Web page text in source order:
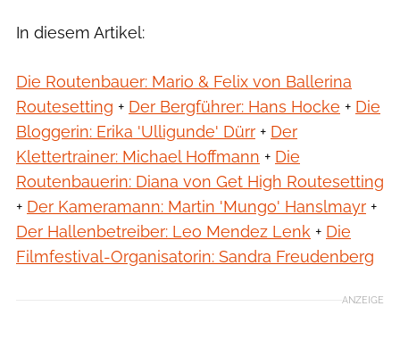
In diesem Artikel:
Die Routenbauer: Mario & Felix von Ballerina
Routesetting + Der Bergführer: Hans Hocke + Die
Bloggerin: Erika 'Ulligunde' Dürr + Der
Klettertrainer: Michael Hoffmann + Die
Routenbauerin: Diana von Get High Routesetting
+ Der Kameramann: Martin 'Mungo' Hanslmayr +
Der Hallenbetreiber: Leo Mendez Lenk + Die
Filmfestival-Organisatorin: Sandra Freudenberg
ANZEIGE